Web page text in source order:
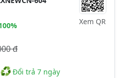
Xem QR
đ
♻Đổi trả 7 ngày